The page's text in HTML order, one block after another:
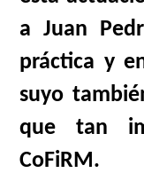
a Juan
práctica y
suyo
que tan
CoFiRM.